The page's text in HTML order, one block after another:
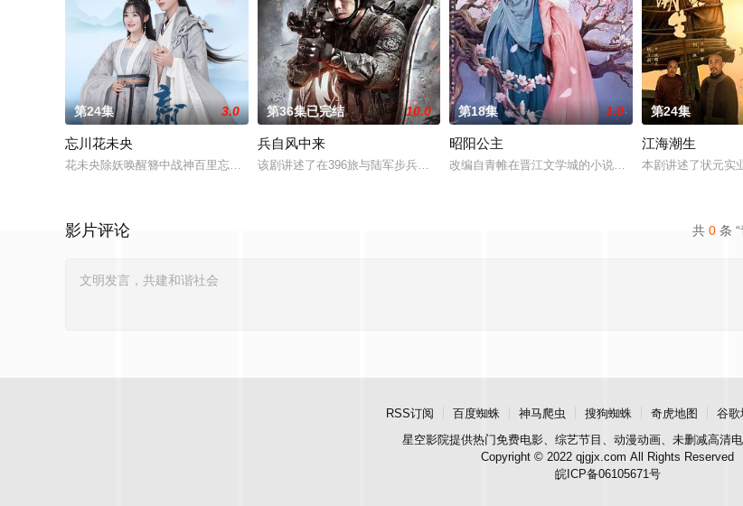
第24集 3.0
忘川花未央
花未央除妖唤醒簪中战神百里忘川元神，二人共感相连，一同寻仙草修复肉身。未央动心，却不知自身是身负玄鸟之力的夜族公主
第36集已完结 10.0
兵自风中来
该剧讲述了在396旅与陆军步兵学院联合举办的小型军事演习中，郭子剑因不满演习流于形式
第18集 1.0
昭阳公主
改编自青帷在晋江文学城的小说《平阳公主》。
第24集
江海潮生
本剧讲述了状元实
共 0 条
影片评论
RSS订阅 百度蜘蛛 神马爬虫 搜狗蜘蛛 奇虎地图 谷歌
星空影院提供热门免费电影、综艺节目、动漫动画、未删减高清
Copyright © 2022 qjgjx.com All Rights Reserved
皖ICP备06105671号